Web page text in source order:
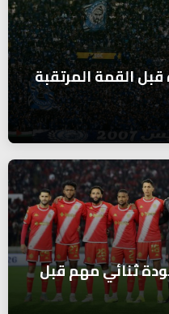
القمة المرتقبة
ثنائي مهم قبل